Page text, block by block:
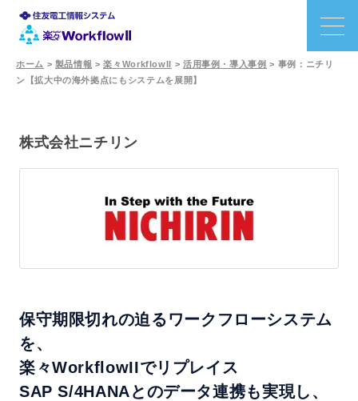
機能
価格
サポート
よくある質問
ホーム > 製品情報 >楽々WorkflowII > 活用事例・導入事例 > 事例：ニチリ
ン【拡大中の海外拠点にもシステムを展開】
株式会社ニチリン
保守期限切れの迫るワークフローシステム
を、
楽々WorkflowIIでリプレイス
SAP S/4HANAとのデータ連携も実現し、